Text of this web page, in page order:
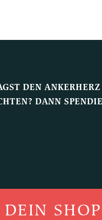
DEN
DANN
SHOP